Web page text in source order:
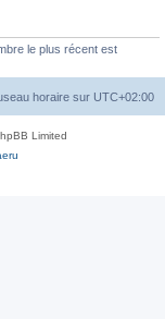
le plus récent est
horaire sur UTC+02:00
Limited